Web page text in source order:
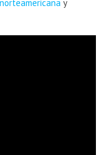
norteamericana y